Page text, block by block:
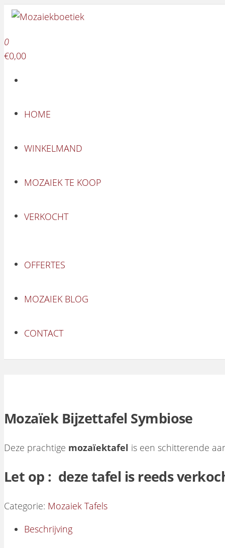
Ga naar de inhoud
0
€0,00
HOME
WINKELMAND
MOZAIEK TE KOOP
VERKOCHT
OFFERTES
MOZAIEK BLOG
CONTACT
Mozaïek Bijzettafel Symbiose
Deze prachtige mozaïektafel is een schitterende
Let op : deze tafel is reeds
Categorie: Mozaiek Tafels
Beschrijving